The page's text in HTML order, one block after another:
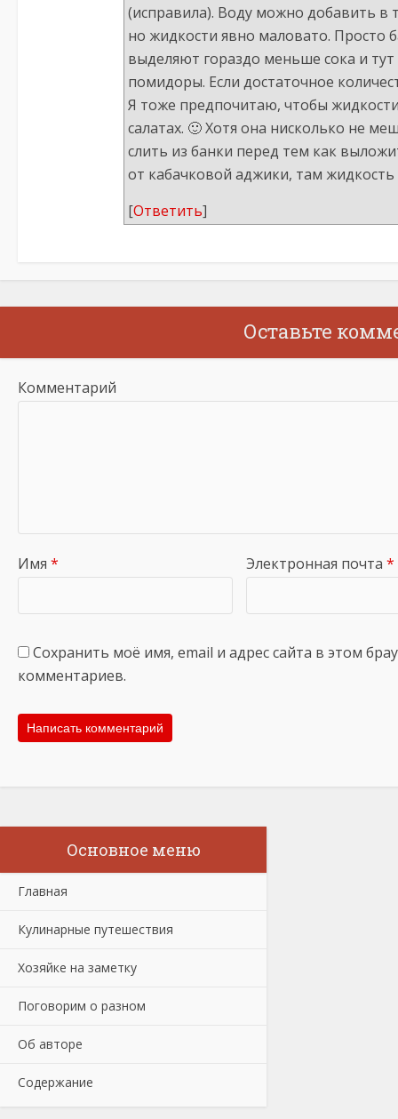
(исправила). Воду можно добавить в
но жидкости явно маловато. Просто
выделяют гораздо меньше сока и тут
помидоры. Если достаточное
Я тоже предпочитаю, чтобы
салатах. 🙂 Хотя она нисколько не
слить из банки перед тем как
от кабачковой аджики, там
[Ответить]
Оставьте
Комментарий
Имя * Электронная почта *
Сохранить моё имя, email и адрес сайта в этом
комментариев.
Основное меню
Главная
Кулинарные путешествия
Хозяйке на заметку
Поговорим о разном
Об авторе
Содержание